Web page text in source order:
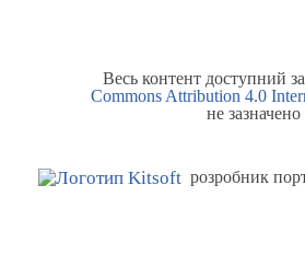
Весь контент доступний
Commons Attribution 4.0
не
розробник